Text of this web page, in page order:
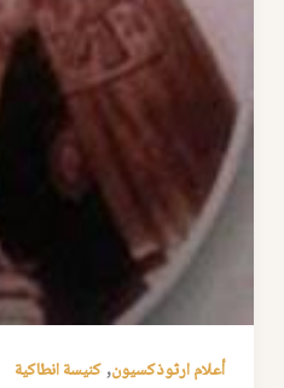
أعلام ارثوذكسيون,كنيسة انطاكية